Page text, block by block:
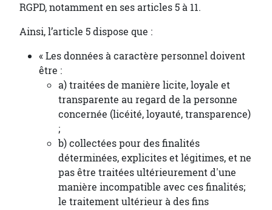
RGPD, notamment en ses articles 5 à 11.
Ainsi, l’article 5 dispose que :
« Les données à caractère personnel doivent
être :
a) traitées de manière licite, loyale et
transparente au regard de la personne
concernée (licéité, loyauté, transparence)
;
b) collectées pour des finalités
déterminées, explicites et légitimes, et ne
pas être traitées ultérieurement d'une
manière incompatible avec ces finalités;
le traitement ultérieur à des fins